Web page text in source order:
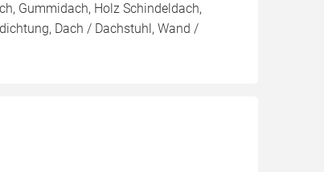
Gummidach, Holz Schindeldach,
Dach / Dachstuhl, Wand /